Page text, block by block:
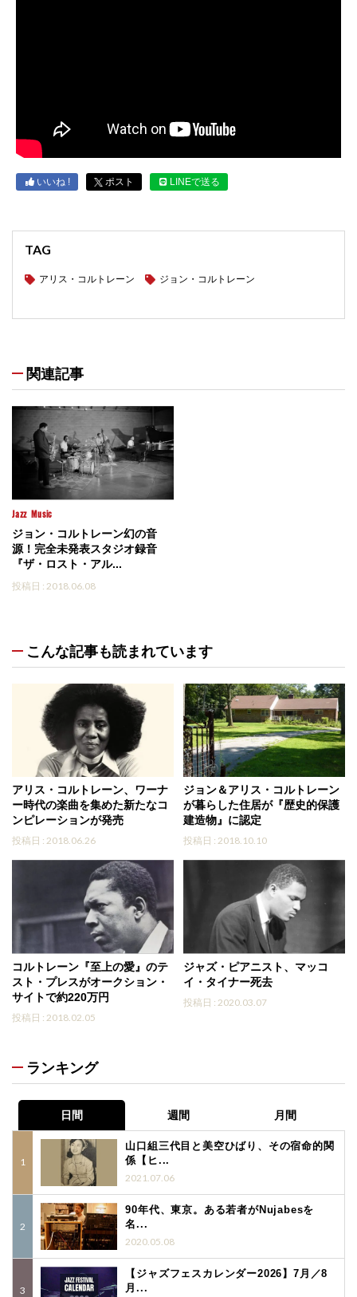
いいね ! ポスト LINEで送る
TAG
アリス・コルトレーン ジョン・コルトレーン
関連記事
Jazz Music
ジョン・コルトレーン幻の音
源！完全未発表スタジオ録音
『ザ・ロスト・アル...
投稿日 : 2018.06.08
こんな記事も読まれています
アリス・コルトレーン、ワーナ
ー時代の楽曲を集めた新たなコ
ンピレーションが発売
投稿日 : 2018.06.26
ジョン＆アリス・コルトレーン
が暮らした住居が『歴史的保護
建造物』に認定
投稿日 : 2018.10.10
コルトレーン『至上の愛』のテ
スト・プレスがオークション・
サイトで約220万円
投稿日 : 2018.02.05
ジャズ・ピアニスト、マッコ
イ・タイナー死去
投稿日 : 2020.03.07
ランキング
日間 週間 月間
山口組三代目と美空ひばり、その宿命的関
係【ヒ...
2021.07.06
90年代、東京。ある若者がNujabesを
名...
2020.05.08
【ジャズフェスカレンダー2026】7月／8
月...